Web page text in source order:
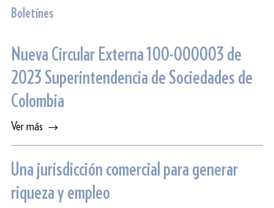
Boletínes
Nueva Circular Externa 100-000003 de
2023 Superintendencia de Sociedades de
Colombia
Ver más
Una jurisdicción comercial para generar
riqueza y empleo